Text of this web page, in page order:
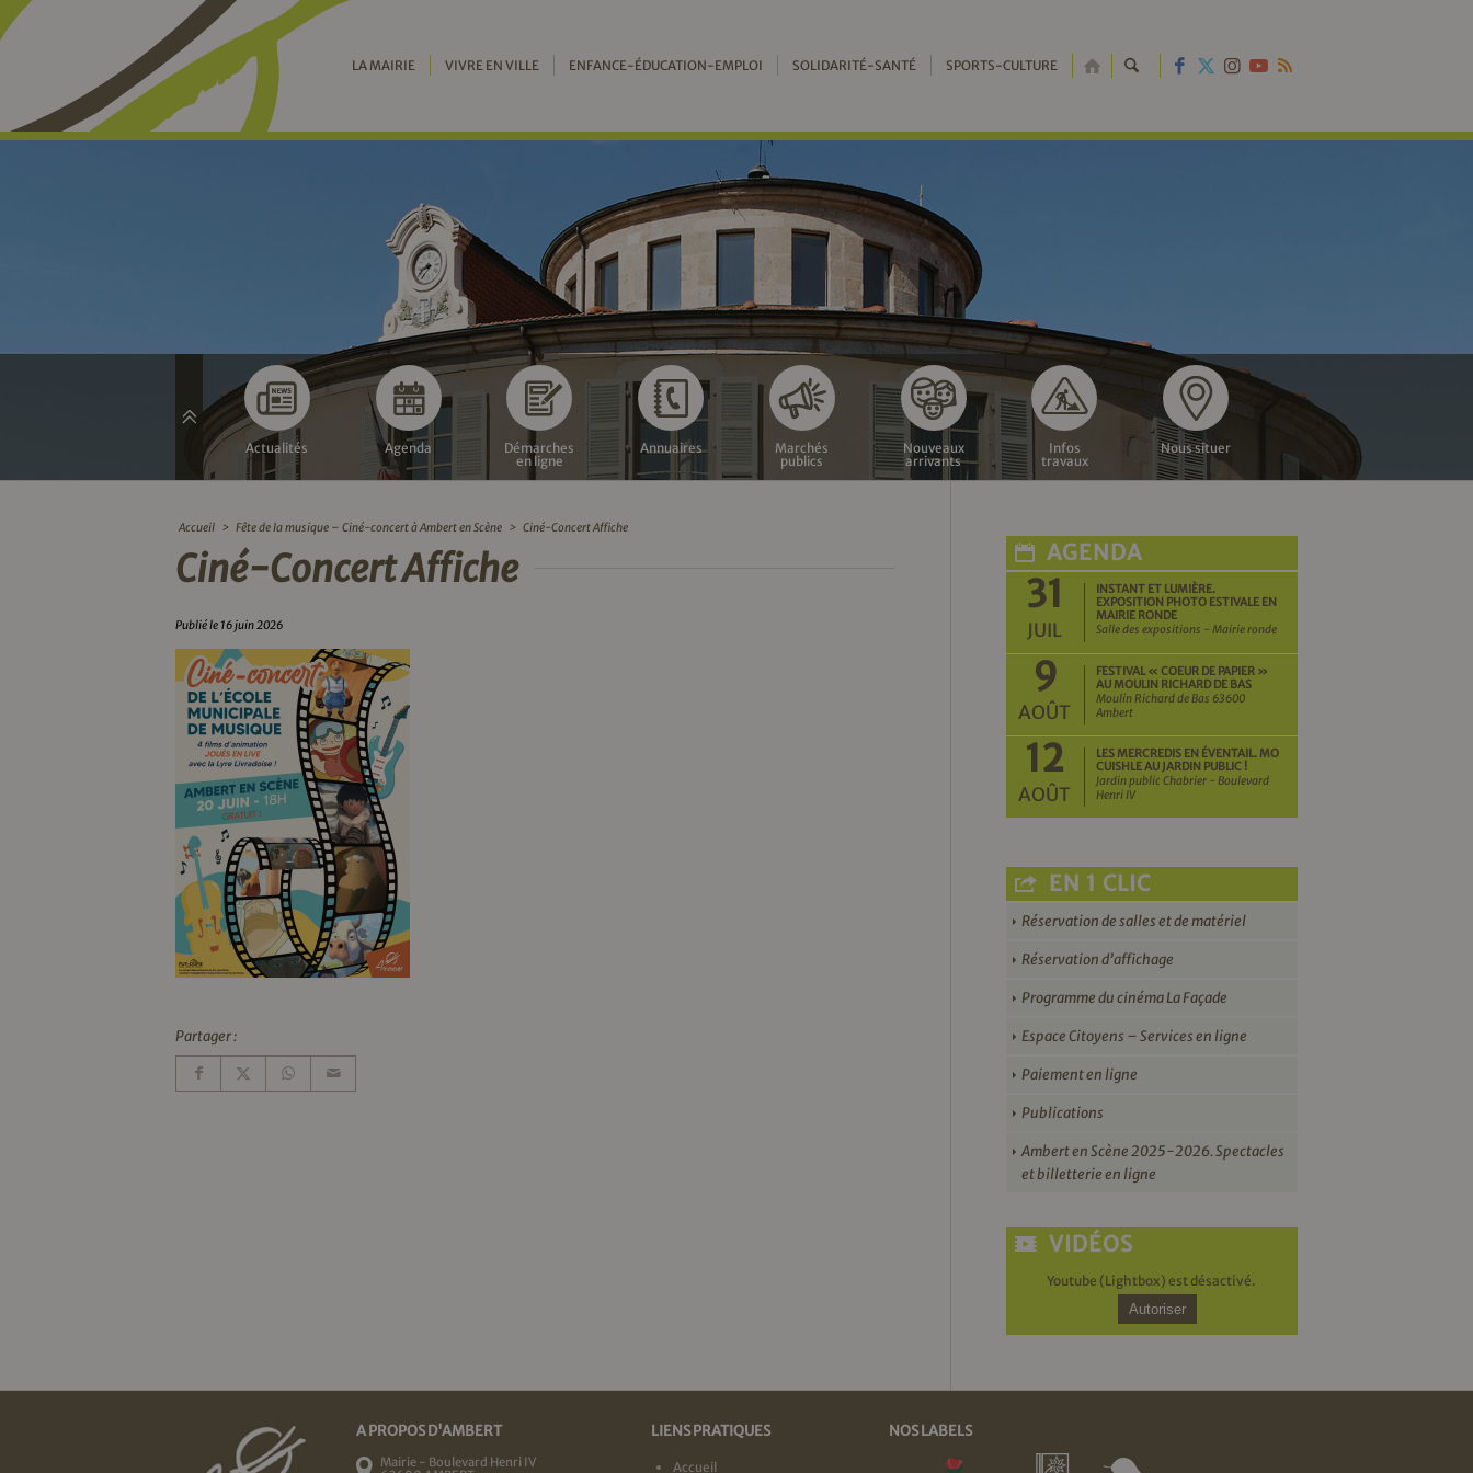
LA MAIRIE VIVRE EN VILLE ENFANCE-ÉDUCATION-EMPLOI SOLIDARITÉ-SANTÉ SPORTS-CULTURE RETOUR
Actualités Agenda
Démarches
en ligne
Annuaires
Marchés
publics
Nouveaux
arrivants
Infos
travaux
Nous situer
Accueil > Fête de la musique – Ciné-concert à Ambert en Scène > Ciné-Concert Affiche
Ciné-Concert Affiche
Publié le 16 juin 2026
Partager :
AGENDA
31
JUIL
INSTANT ET LUMIÈRE.
EXPOSITION PHOTO ESTIVALE EN
MAIRIE RONDE
Salle des expositions - Mairie ronde
9
AOÛT
FESTIVAL « COEUR DE PAPIER »
AU MOULIN RICHARD DE BAS
Moulin Richard de Bas 63600
Ambert
12
AOÛT
LES MERCREDIS EN ÉVENTAIL. MO
CUISHLE AU JARDIN PUBLIC !
Jardin public Chabrier - Boulevard
Henri IV
EN 1 CLIC
Réservation de salles et de matériel
Réservation d’affichage
Programme du cinéma La Façade
Espace Citoyens – Services en ligne
Paiement en ligne
Publications
Ambert en Scène 2025-2026. Spectacles
et billetterie en ligne
VIDÉOS
Youtube (Lightbox) est désactivé.
Autoriser
A PROPOS D'AMBERT
Mairie - Boulevard Henri IV
LIENS PRATIQUES
Accueil
NOS LABELS